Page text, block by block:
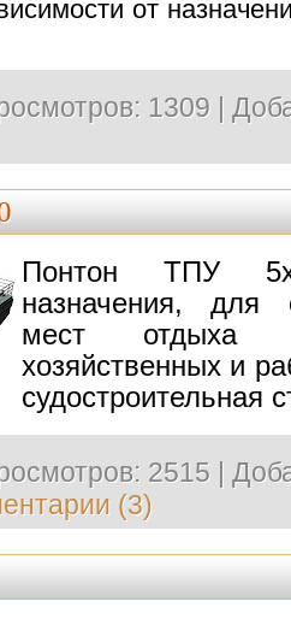
от
1309 |
Понтон ТПУ
назначения, для
мест отдыха
хозяйственных и
судостроительная
2515 |
(3)